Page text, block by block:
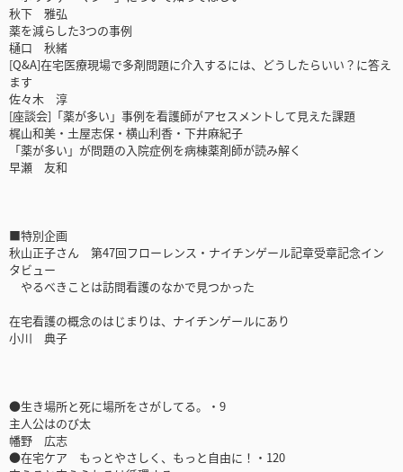
秋下 雅弘
薬を減らした3つの事例
樋口 秋緒
[Q&A]在宅医療現場で多剤問題に介入するには、どうしたらいい？に答え
ます
佐々木 淳
[座談会]「薬が多い」事例を看護師がアセスメントして見えた課題
梶山和美・土屋志保・横山利香・下井麻紀子
「薬が多い」が問題の入院症例を病棟薬剤師が読み解く
早瀬 友和
■特別企画
秋山正子さん 第47回フローレンス・ナイチンゲール記章受章記念イン
タビュー
やるべきことは訪問看護のなかで見つかった
在宅看護の概念のはじまりは、ナイチンゲールにあり
小川 典子
●生き場所と死に場所をさがしてる。・9
主人公はのび太
幡野 広志
●在宅ケア もっとやさしく、もっと自由に！・120